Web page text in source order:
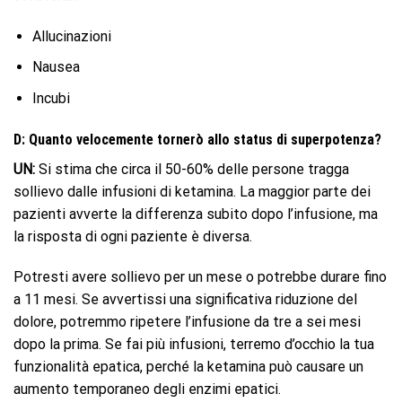
Allucinazioni
Nausea
Incubi
D: Quanto velocemente tornerò allo status di superpotenza?
UN: Si stima che circa il 50-60% delle persone tragga
sollievo dalle infusioni di ketamina. La maggior parte dei
pazienti avverte la differenza subito dopo l’infusione, ma
la risposta di ogni paziente è diversa.
Potresti avere sollievo per un mese o potrebbe durare fino
a 11 mesi. Se avvertissi una significativa riduzione del
dolore, potremmo ripetere l’infusione da tre a sei mesi
dopo la prima. Se fai più infusioni, terremo d’occhio la tua
funzionalità epatica, perché la ketamina può causare un
aumento temporaneo degli enzimi epatici.